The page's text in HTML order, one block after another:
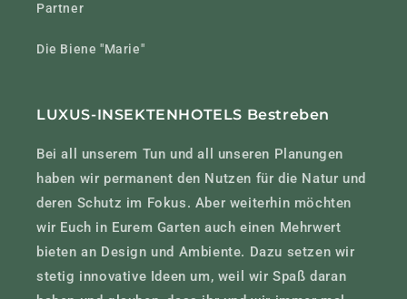
Partner
Die Biene "Marie"
LUXUS-INSEKTENHOTELS Bestreben
Bei all unserem Tun und all unseren Planungen
haben wir permanent den Nutzen für die Natur und
deren Schutz im Fokus. Aber weiterhin möchten
wir Euch in Eurem Garten auch einen Mehrwert
bieten an Design und Ambiente. Dazu setzen wir
stetig innovative Ideen um, weil wir Spaß daran